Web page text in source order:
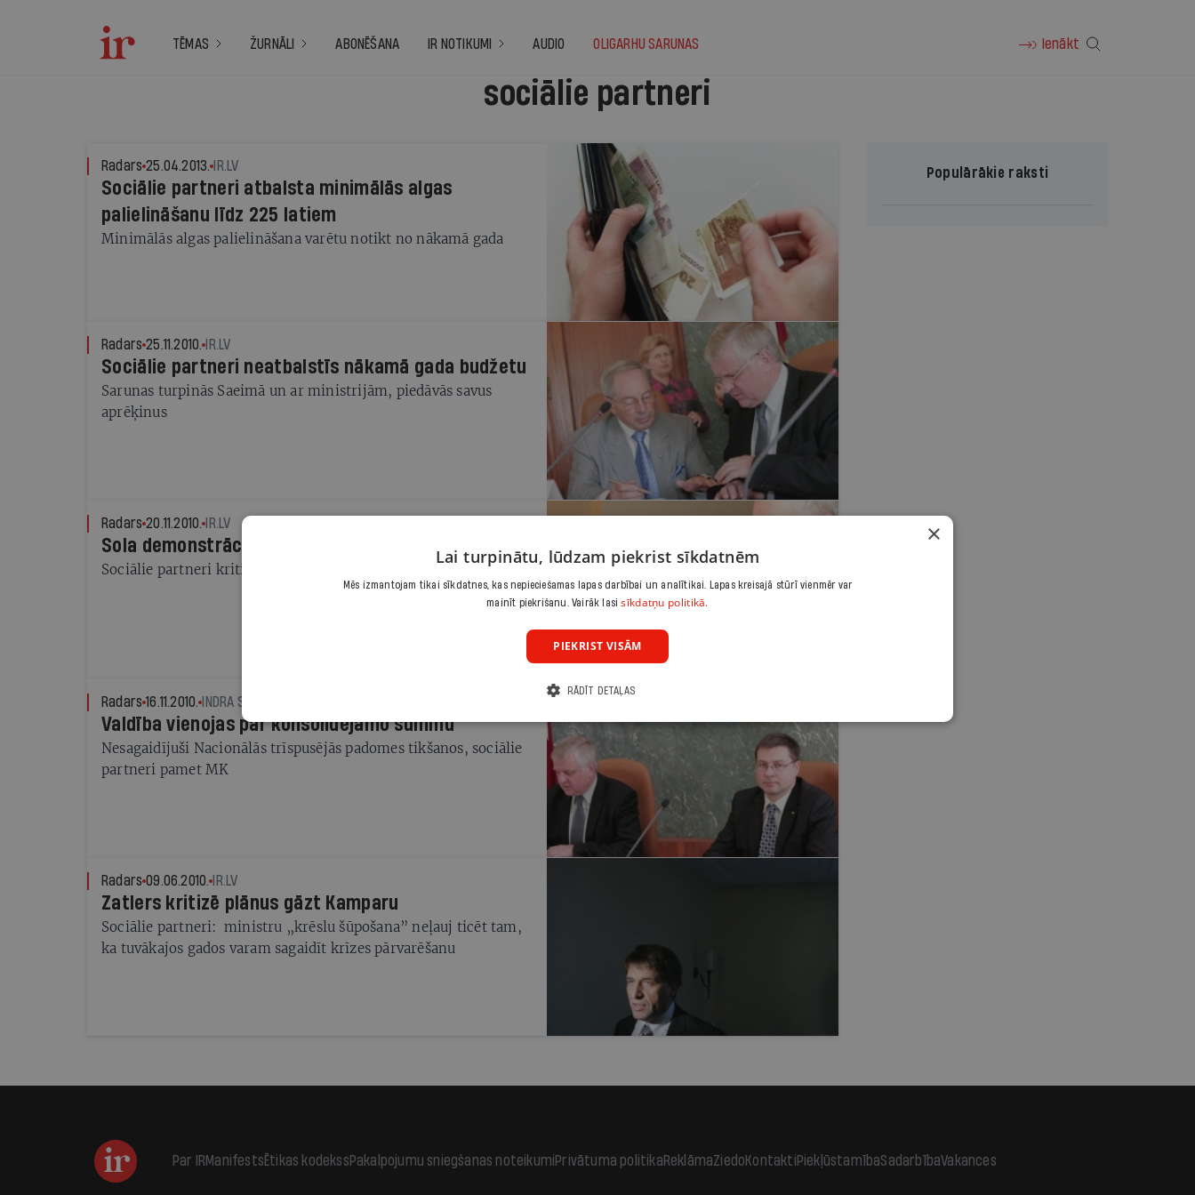
TĒMAS ŽURNĀLI ABONĒŠANA IR NOTIKUMI AUDIO OLIGARHU SARUNAS Ienākt
sociālie partneri
Radars 25.04.2013. IR.LV
Sociālie partneri atbalsta minimālās algas
palielināšanu līdz 225 latiem
Minimālās algas palielināšana varētu notikt no nākamā gada
Radars 25.11.2010. IR.LV
Sociālie partneri neatbalstīs nākamā gada budžetu
Sarunas turpinās Saeimā un ar ministrijām, piedāvās savus
aprēķinus
Radars 20.11.2010. IR.LV
Sola demonstrācijas, ja paaugstinās nodokļus
Sociālie partneri kritizē budžeta konsolidācijas priekšlikumus
Radars 16.11.2010. INDRA SPRANCE
Valdība vienojas par konsolidējamo summu
Nesagaidījuši Nacionālās trīspusējās padomes tikšanos, sociālie
partneri pamet MK
Radars 09.06.2010. IR.LV
Zatlers kritizē plānus gāzt Kamparu
Sociālie partneri: ministru „krēslu šūpošana” neļauj ticēt tam,
ka tuvākajos gados varam sagaidīt krīzes pārvarēšanu
Populārākie raksti
Par IRManifestsĒtikas kodekssPakalpojumu sniegšanas noteikumiPrivātuma politikaReklāmaZiedoKontaktiPiekļūstamībaSadarbībaVakances
×
Lai turpinātu, lūdzam piekrist sīkdatnēm
Mēs izmantojam tikai sīkdatnes, kas nepieciešamas lapas darbībai un analītikai. Lapas kreisajā stūrī vienmēr var
mainīt piekrišanu. Vairāk lasisīkdatņu politikā.
PIEKRIST VISĀM
RĀDĪT DETAĻAS